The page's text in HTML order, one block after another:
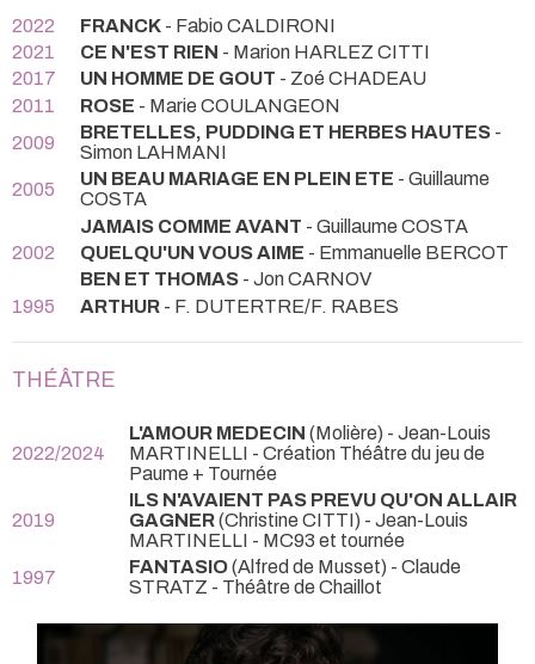
2022 FRANCK - Fabio CALDIRONI
2021
CE N'EST RIEN - Marion HARLEZ CITTI
2017
UN HOMME DE GOUT - Zoé CHADEAU
2011
ROSE - Marie COULANGEON
2009
BRETELLES, PUDDING ET HERBES HAUTES -
Simon LAHMANI
2005
UN BEAU MARIAGE EN PLEIN ETE - Guillaume
COSTA
JAMAIS COMME AVANT - Guillaume COSTA
2002
QUELQU'UN VOUS AIME - Emmanuelle BERCOT
BEN ET THOMAS - Jon CARNOV
1995
ARTHUR - F. DUTERTRE/F. RABES
THÉÂTRE
2022/2024
L'AMOUR MEDECIN (Molière) - Jean-Louis
MARTINELLI - Création Théâtre du jeu de
Paume + Tournée
2019
ILS N'AVAIENT PAS PREVU QU'ON ALLAIR
GAGNER(Christine CITTI) - Jean-Louis
MARTINELLI - MC93 et tournée
1997
FANTASIO(Alfred de Musset) - Claude
STRATZ - Théâtre de Chaillot